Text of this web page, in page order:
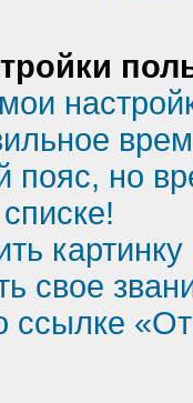
пояс, но
свое